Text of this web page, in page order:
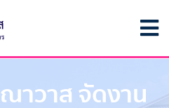
าวาส จัดงาน